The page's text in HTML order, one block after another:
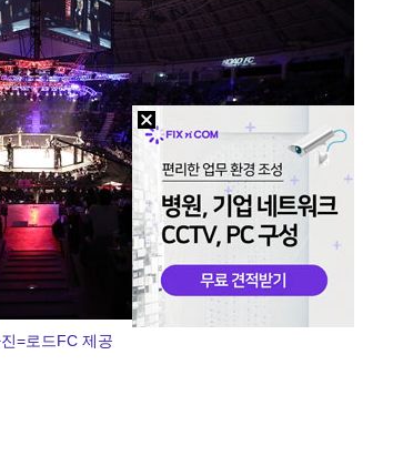
라이프 포토
만화
=로드FC 제공